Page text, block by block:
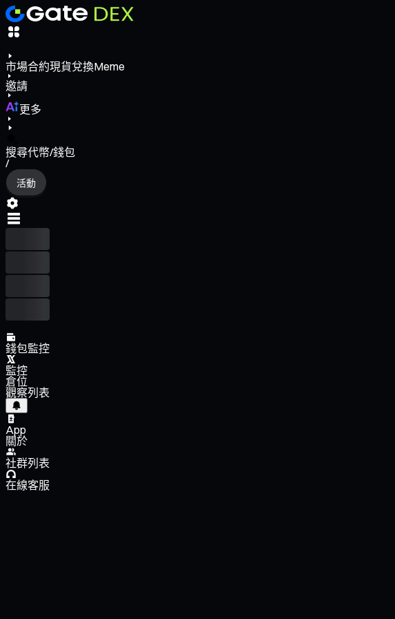
市場合約現貨兌換Meme
邀請
更多
搜尋代幣/錢包
/
活動
錢包監控
監控
倉位
觀察列表
App
關於
社群列表
在線客服